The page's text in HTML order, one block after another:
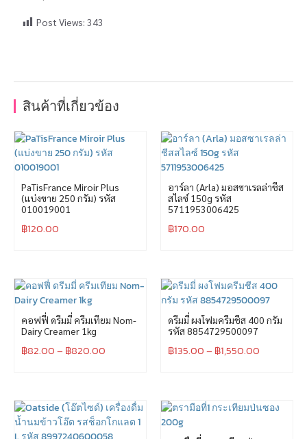
Post Views: 343
สินค้าที่เกี่ยวข้อง
PaTisFrance Miroir Plus
(แบ่งขาย 250 กรัม) รหัส
010019001
฿120.00
อาร์ลา (Arla) มอสซาเรลล่าชีส
สไลซ์ 150g รหัส
5711953006425
฿170.00
คอฟฟี่ ดรีมมี่ ครีมเทียม Nom-
Dairy Creamer 1kg
฿82.00– ฿820.00
ดรีมมี่ ผงโฟมครีมชีส 400 กรัม
รหัส 8854729500097
฿135.00– ฿1,550.00